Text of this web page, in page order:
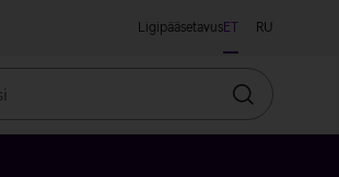
LigipääsetavusET RU
Otsin